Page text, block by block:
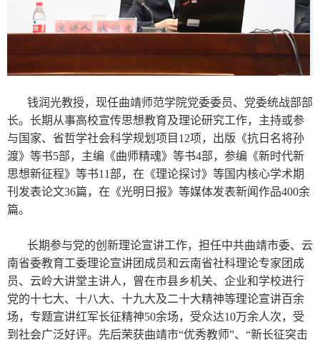
钱润光教授，现任曲靖师范学院党委委员、党委统战部部
长。长期从事高校宣传思想教育及理论研究工作，主持或参
与国家、省哲学社会科学规划项目12项，出版《抗日名将孙
渡》等书5部，主编《曲师精魂》等书4部，参编《新时代新
思想新征程》等书11部，在《理论探讨》等国内核心学术期
刊发表论文36篇，在《光明日报》等媒体发表新闻作品400余
篇。
长期参与党的创新理论宣讲工作，担任中共曲靖市委、云
南省委教育工委理论宣讲团成员和云南省社科理论专家团成
员、云岭大讲堂主讲人，曾在市县乡机关、企业和学校进行
党的十七大、十八大、十九大及二十大精神等理论宣讲百余
场，专题宣讲红军长征精神50余场，受众达10万余人次，受
到社会广泛好评。先后荣获曲靖市“优秀教师”、“新长征突击